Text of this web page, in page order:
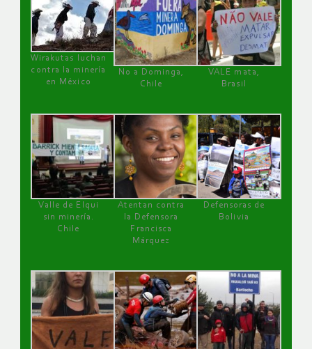
Wirakutas luchan
contra la minería
en México
No a Dominga,
Chile
VALE mata,
Brasil
Valle de Elqui
sin minería.
Chile
Atentan contra
la Defensora
Francisca
Márquez
Defensoras de
Bolivia